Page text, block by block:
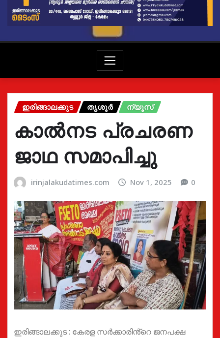
ഇരിങ്ങാലക്കുട തൃശൂർ ന്യൂസ്
കാൽനട പ്രചരണ
ജാഥ സമാപിച്ചു
irinjalakudatimes.com Nov 1, 2025 0
ഇരിങ്ങാലക്കുട : കേരള സർക്കാരിൻ്റെ ജനപക്ഷ